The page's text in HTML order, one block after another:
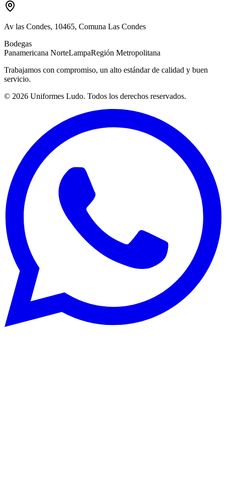
Av las Condes, 10465, Comuna Las Condes
Bodegas
Panamericana NorteLampaRegión Metropolitana
Trabajamos con compromiso, un alto estándar de calidad y buen
servicio.
© 2026 Uniformes Ludo. Todos los derechos reservados.